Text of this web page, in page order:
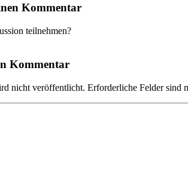
Kommentar
teilnehmen?
Kommentar
nicht veröffentlicht. Erforderliche Felder sind